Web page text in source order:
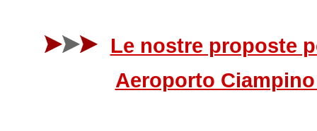
Le nostre proposte
Aeroporto